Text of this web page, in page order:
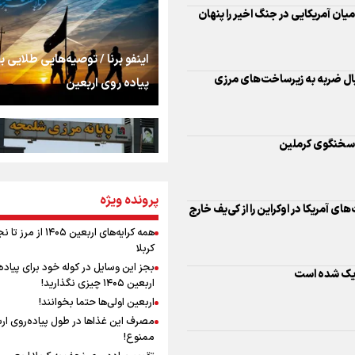
آمریکایی در جنگ اخیر را پنهان
ضربه به زیرساخت‌های مرزی
سخنگوی کرملین
آمریکا در اوکراین را از کی‌یف خارج
شده است
اشک
جمله‌ای که بغض
را شکست؛ «آهای مردم،
تهران رفتند»
سه حسرتی که به
نگاه تمدنی رهبر
فضای مجازی
رابطه کارگر و کارفرما
اینفو برنا / توصیه‌هایی طلایی
پیاده روی اربعین
اینفو برنا / جدول کامل فاصله
شلمچه تا شهرهای زیارتی عراق
اینفو برنا/ میزان مالیات بر ارزش
پرونده ویژه
همه کرایه‌های اربعین ۱۴۰۵
کربلا
بجز این وسایل در کوله خود برای
اربعین ۱۴۰۵ چیزی نگذارید!
اربعین اولی‌ها حتما بخوانند!
مصرف این غذاها در طول پیاده‌روی
ممنوع!